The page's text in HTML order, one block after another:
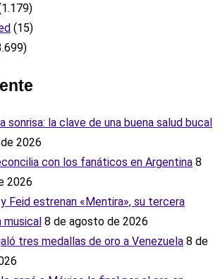
(15)
sonrisa: la clave de una buena salud bucal
2026
con los fanáticos en Argentina 8
2026
y Feid estrenan «Mentira», su tercera
8 de agosto de 2026
tres medallas de oro a Venezuela 8 de